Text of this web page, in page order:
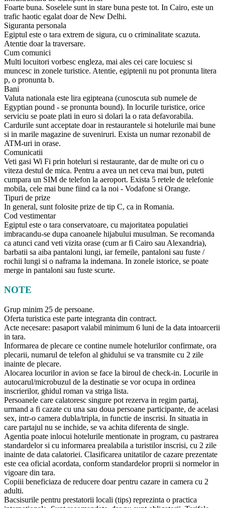
Foarte buna. Soselele sunt in stare buna peste tot. In Cairo, este un
trafic haotic egalat doar de New Delhi.
Siguranta personala
Egiptul este o tara extrem de sigura, cu o criminalitate scazuta.
Atentie doar la traversare.
Cum comunici
Multi locuitori vorbesc engleza, mai ales cei care locuiesc si
muncesc in zonele turistice. Atentie, egiptenii nu pot pronunta litera
p, o pronunta b.
Bani
Valuta nationala este lira egipteana (cunoscuta sub numele de
Egyptian pound - se pronunta bound). In locurile turistice, orice
serviciu se poate plati in euro si dolari la o rata defavorabila.
Cardurile sunt acceptate doar in restaurantele si hotelurile mai bune
si in marile magazine de suveniruri. Exista un numar rezonabil de
ATM-uri in orase.
Comunicatii
Veti gasi Wi Fi prin hoteluri si restaurante, dar de multe ori cu o
viteza destul de mica. Pentru a avea un net ceva mai bun, puteti
cumpara un SIM de telefon la aeroport. Exista 5 retele de telefonie
mobila, cele mai bune fiind ca la noi - Vodafone si Orange.
Tipuri de prize
In general, sunt folosite prize de tip C, ca in Romania.
Cod vestimentar
Egiptul este o tara conservatoare, cu majoritatea populatiei
imbracandu-se dupa canoanele hijabului musulman. Se recomanda
ca atunci cand veti vizita orase (cum ar fi Cairo sau Alexandria),
barbatii sa aiba pantaloni lungi, iar femeile, pantaloni sau fuste /
rochii lungi si o naframa la indemana. In zonele istorice, se poate
merge in pantaloni sau fuste scurte.
NOTE
Grup minim 25 de persoane.
Oferta turistica este parte integranta din contract.
Acte necesare: pasaport valabil minimum 6 luni de la data intoarcerii
in tara.
Informarea de plecare ce contine numele hotelurilor confirmate, ora
plecarii, numarul de telefon al ghidului se va transmite cu 2 zile
inainte de plecare.
Alocarea locurilor in avion se face la biroul de check-in. Locurile in
autocarul/microbuzul de la destinatie se vor ocupa in ordinea
inscrierilor, ghidul roman va striga lista.
Persoanele care calatoresc singure pot rezerva in regim partaj,
urmand a fi cazate cu una sau doua persoane participante, de acelasi
sex, intr-o camera dubla/tripla, in functie de inscrisi. In situatia in
care partajul nu se inchide, se va achita diferenta de single.
Agentia poate inlocui hotelurile mentionate in program, cu pastrarea
standardelor si cu informarea prealabila a turistilor inscrisi, cu 2 zile
inainte de data calatoriei. Clasificarea unitatilor de cazare prezentate
este cea oficial acordata, conform standardelor proprii si normelor in
vigoare din tara.
Copiii beneficiaza de reducere doar pentru cazare in camera cu 2
adulti.
Bacsisurile pentru prestatorii locali (tips) reprezinta o practica